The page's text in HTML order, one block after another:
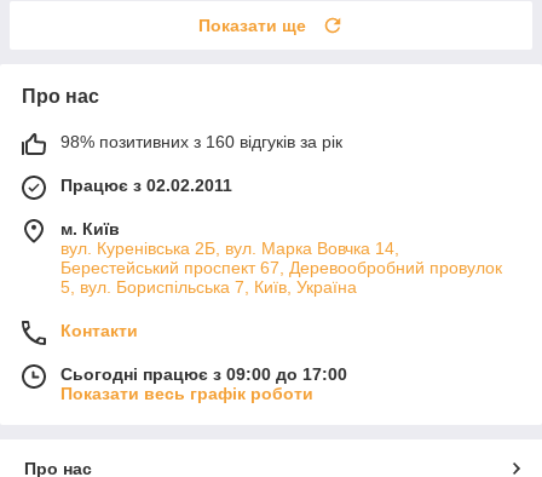
Показати ще
Про нас
98% позитивних з 160 відгуків за рік
Працює з 02.02.2011
м. Київ
вул. Куренівська 2Б, вул. Марка Вовчка 14,
Берестейський проспект 67, Деревообробний провулок
5, вул. Бориспільська 7, Київ, Україна
Контакти
Сьогодні працює з 09:00 до 17:00
Показати весь графік роботи
Про нас